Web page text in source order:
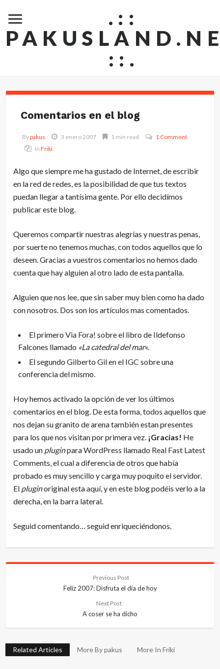
.::
::.
Comentarios en el blog
Bypakus 3 enero 2007 1 min read
1 Comment
InFriki
Algo que siempre me ha gustado de Internet, de escribir
en la red de redes, es la posibilidad de que tus textos
puedan llegar a tantísima gente. Por ello decidímos
publicar este blog.
Queremos compartir nuestras alegrías y nuestras penas,
por suerte no tenemos muchas, con todos aquellos que lo
deseen. Gracias a vuestros comentarios no hemos dado
cuenta que hay alguien al otro lado de esta pantalla.
Alguien que nos lee, que sin saber muy bien como ha dado
con nosotros. Dos son los artículos mas comentados.
El primeroVia Fora! sobre el libro de Ildefonso
Falcones llamado «La catedral del mar«.
El segundoGilberto Gil en el IGC sobre una
conferencia del mismo.
Hoy hemos activado la opción de ver los últimos
comentarios en el blog. De esta forma, todos aquellos que
nos dejan su granito de arena también estan presentes
para los que nos visitan por primera vez. ¡Gracias! He
usado un pluginparaWordPress llamado Real Fast Latest
Comments, el cual a diferencia de otros que había
probado es muy sencillo y carga muy poquito el servidor.
El pluginoriginal estaaquí, y en este blog podéis verlo a la
derecha, en la barra lateral.
Seguid comentando… seguid enriqueciéndonos.
Previous Post
Feliz 2007: Disfruta el día de hoy
Next Post
A coser se ha dicho
Related Articles More By pakus More In Friki